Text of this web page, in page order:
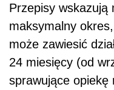
Przepisy wskazują
maksymalny
może zawiesić
24 miesięcy (od
sprawujące opiekę